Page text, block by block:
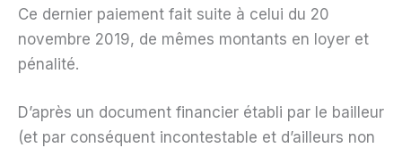
Ce dernier paiement fait suite à celui du 20
novembre 2019, de mêmes montants en loyer et
pénalité.
D’après un document financier établi par le bailleur
(et par conséquent incontestable et d’ailleurs non